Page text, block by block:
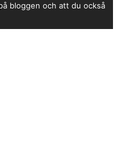
bloggen och att du också